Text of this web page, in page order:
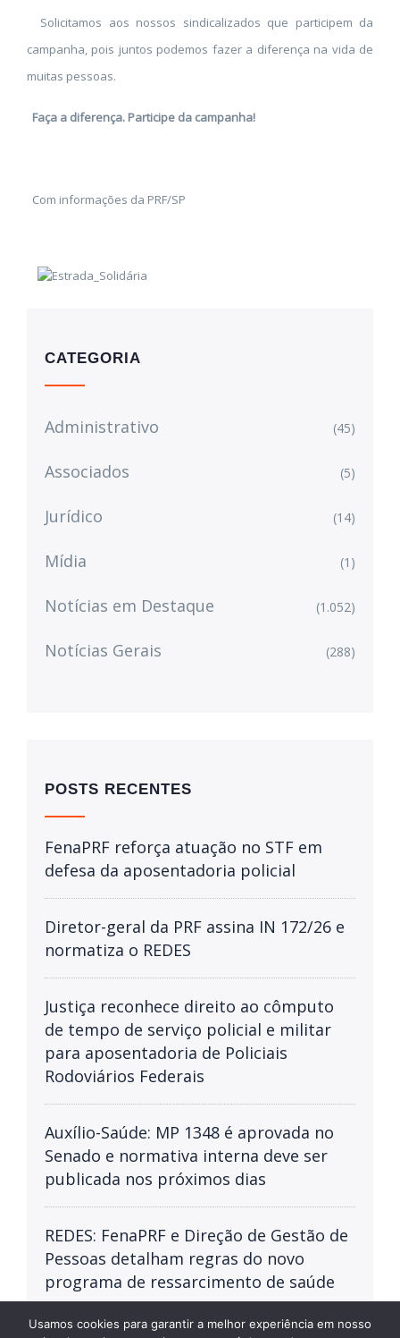
Solicitamos aos nossos sindicalizados que participem da
campanha, pois juntos podemos fazer a diferença na vida de
muitas pessoas.
Faça a diferença. Participe da campanha!
Com informações da PRF/SP
CATEGORIA
Administrativo (45)
Associados (5)
Jurídico (14)
Mídia (1)
Notícias em Destaque (1.052)
Notícias Gerais (288)
POSTS RECENTES
FenaPRF reforça atuação no STF em
defesa da aposentadoria policial
Diretor-geral da PRF assina IN 172/26 e
normatiza o REDES
Justiça reconhece direito ao cômputo
de tempo de serviço policial e militar
para aposentadoria de Policiais
Rodoviários Federais
Auxílio-Saúde: MP 1348 é aprovada no
Senado e normativa interna deve ser
publicada nos próximos dias
REDES: FenaPRF e Direção de Gestão de
Pessoas detalham regras do novo
programa de ressarcimento de saúde
Usamos cookies para garantir a melhor experiência em nosso